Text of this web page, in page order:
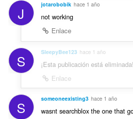
J jotarobobik hace 1 año
not working
Enlace
S SleepyBee123 hace 1 año
¡Esta publicación está eliminada!
Enlace
S someoneexisting3 hace 1 año
wasnt searchblox the one that